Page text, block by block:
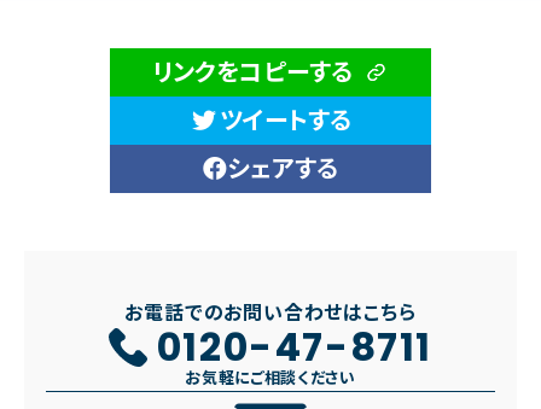
リンクをコピーする
ツイートする
シェアする
お電話でのお問い合わせはこちら
0120-47-8711
お気軽にご相談ください